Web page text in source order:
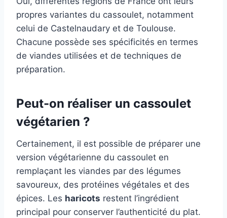
propres variantes du cassoulet, notamment
celui de Castelnaudary et de Toulouse.
Chacune possède ses spécificités en termes
de viandes utilisées et de techniques de
préparation.
Peut-on réaliser un cassoulet
végétarien ?
Certainement, il est possible de préparer une
version végétarienne du cassoulet en
remplaçant les viandes par des légumes
savoureux, des protéines végétales et des
épices. Les haricots restent l’ingrédient
principal pour conserver l’authenticité du plat.